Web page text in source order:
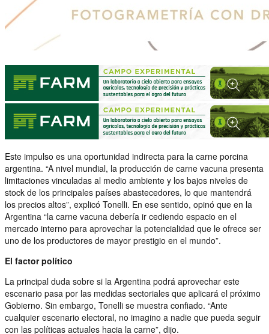
Este impulso es una oportunidad indirecta para la carne porcina
argentina. “A nivel mundial, la producción de carne vacuna presenta
limitaciones vinculadas al medio ambiente y los bajos niveles de
stock de los principales países abastecedores, lo que mantendrá
los precios altos”, explicó Tonelli. En ese sentido, opinó que en la
Argentina “la carne vacuna debería ir cediendo espacio en el
mercado interno para aprovechar la potencialidad que le ofrece ser
uno de los productores de mayor prestigio en el mundo”.
El factor político
La principal duda sobre si la Argentina podrá aprovechar este
escenario pasa por las medidas sectoriales que aplicará el próximo
Gobierno. Sin embargo, Tonelli se muestra confiado. “Ante
cualquier escenario electoral, no imagino a nadie que pueda seguir
con las políticas actuales hacia la carne”, dijo.